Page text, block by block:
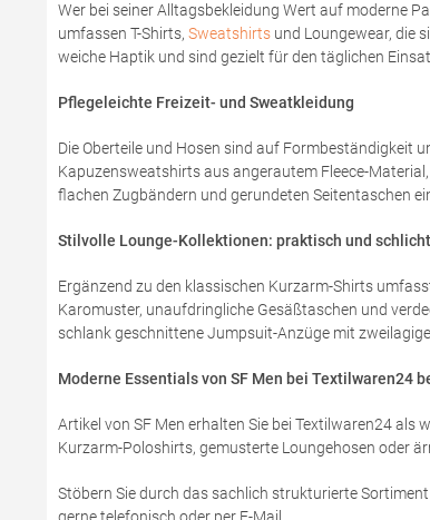
Wer bei seiner Alltagsbekleidung Wert auf moderne
umfassen T-Shirts, Sweatshirts und Loungewear, die
weiche Haptik und sind gezielt für den täglichen
Pflegeleichte Freizeit- und Sweatkleidung
Die Oberteile und Hosen sind auf Formbeständigkeit
Kapuzensweatshirts aus angerautem Fleece-
flachen Zugbändern und gerundeten Seitentaschen
Stilvolle Lounge-Kollektionen: praktisch und schlicht
Ergänzend zu den klassischen Kurzarm-Shirts
Karomuster, unaufdringliche Gesäßtaschen und
schlank geschnittene Jumpsuit-Anzüge mit
Moderne Essentials von SF Men bei Textilwaren24
Artikel von SF Men erhalten Sie bei Textilwaren24
Kurzarm-Poloshirts, gemusterte Loungehosen oder
Stöbern Sie durch das sachlich strukturierte